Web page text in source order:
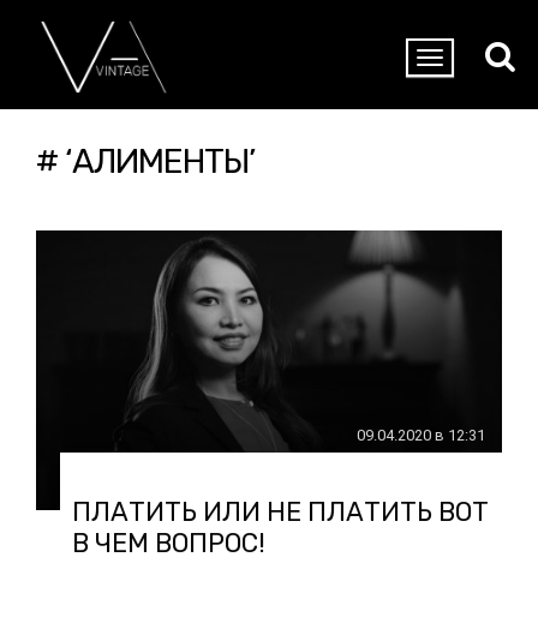
# ‘АЛИМЕНТЫ’
09.04.2020 в 12:31
ПЛАТИТЬ ИЛИ НЕ ПЛАТИТЬ ВОТ
В ЧЕМ ВОПРОС!